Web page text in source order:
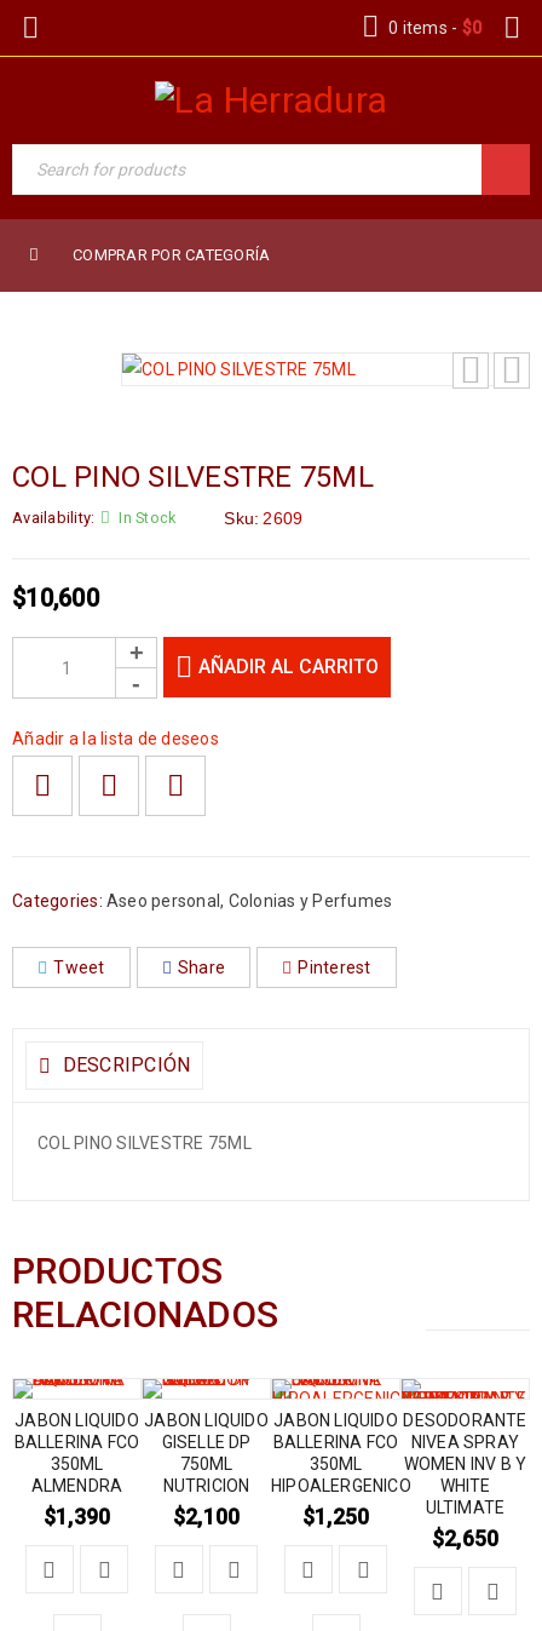
0 items - $0
COMPRAR POR CATEGORÍA
COL PINO SILVESTRE 75ML
Availability: In Stock Sku: 2609
$10,600
AÑADIR AL CARRITO
Añadir a la lista de deseos
Categories: Aseo personal, Colonias y Perfumes
Tweet Share Pinterest
DESCRIPCIÓN
COL PINO SILVESTRE 75ML
PRODUCTOS
RELACIONADOS
JABON LIQUIDO
BALLERINA FCO
350ML
ALMENDRA
$1,390
JABON LIQUIDO
GISELLE DP
750ML
NUTRICION
$2,100
JABON LIQUIDO
BALLERINA FCO
350ML
HIPOALERGENICO
$1,250
DESODORANTE
NIVEA SPRAY
WOMEN INV B Y
WHITE
ULTIMATE
$2,650